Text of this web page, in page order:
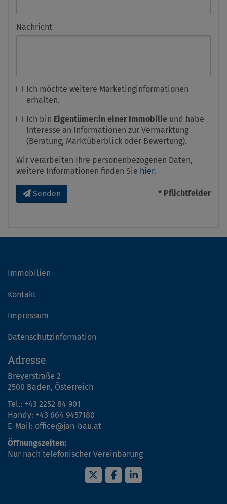
Nachricht
Ich möchte weitere Marketinginformationen
erhalten.
Ich bin Eigentümer:in einer Immobilie und habe
Interesse an Informationen zur Vermarktung
(Beratung, Marktüberblick oder Bewertung).
Wir verarbeiten Ihre personenbezogenen Daten,
weitere Informationen finden Sie hier.
Senden * Pflichtfelder
Immobilien
Kontakt
Impressum
Datenschutzinformation
Adresse
Breyerstraße 2
2500 Baden, Österreich
Tel.: +43 2252 84 901
Handy: +43 664 9457180
E-Mail: office@jan-bau.at
Öffnungszeiten:
Nur nach telefonischer Vereinbarung